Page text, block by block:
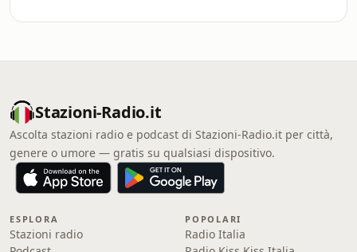
Stazioni-Radio.it
Ascolta stazioni radio e podcast di Stazioni-Radio.it per città,
genere o umore — gratis su qualsiasi dispositivo.
ESPLORA
Stazioni radio
POPOLARI
Radio Italia